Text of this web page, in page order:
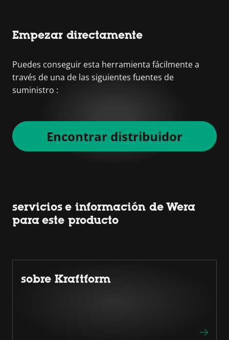
Empezar directamente
Puedes conseguir esta herramienta fácilmente a
través de una de las siguientes fuentes de
suministro :
Encontrar distribuidor
servicios e información de Wera
para este producto
sobre Kraftform